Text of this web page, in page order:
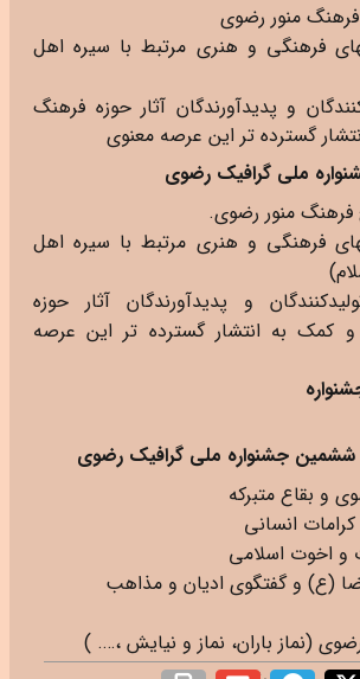
منور رضوی
فرهنگی و هنری مرتبط با سیره اهل
و پدیدآورندگان آثار حوزه فرهنگ
گسترده تر این عرصه معنوی
ملی گرافیک رضوی
فرهنگ منور رضوی.
فرهنگی و هنری مرتبط با سیره اهل
و پدیدآورندگان آثار حوزه
کمک به انتشار گسترده تر این عرصه
ششمین جشنواره ملی گرافیک رضوی
و بقاع متبرکه
انسانی
و اخوت اسلامی
(ع) و گفتگوی ادیان و مذاهب
(نماز باران، نماز و نیایش ،…. )